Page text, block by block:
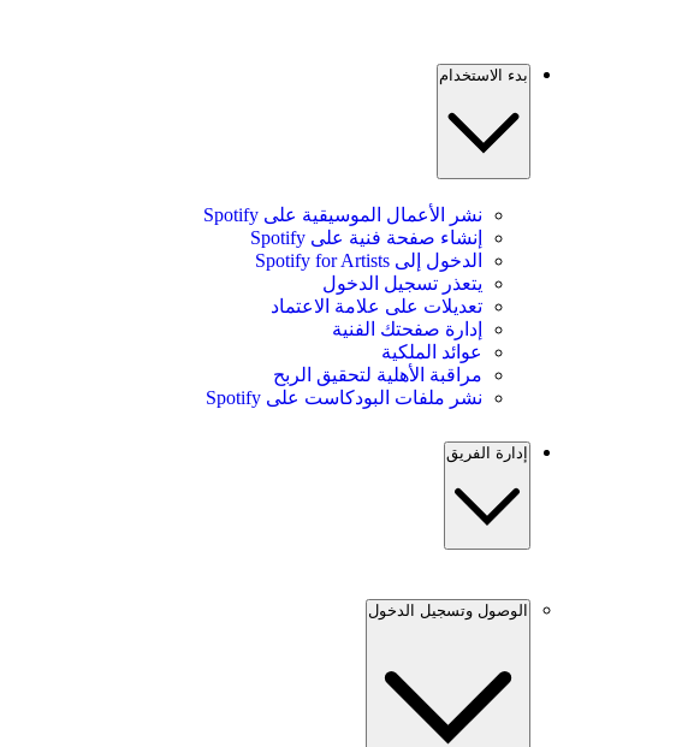
بدء الاستخدام
نشر الأعمال الموسيقية على Spotify
إنشاء صفحة فنية على Spotify
الدخول إلى Spotify for Artists
يتعذر تسجيل الدخول
تعديلات على علامة الاعتماد
إدارة صفحتك الفنية
عوائد الملكية
مراقبة الأهلية لتحقيق الربح
نشر ملفات البودكاست على Spotify
إدارة الفريق
الوصول وتسجيل الدخول